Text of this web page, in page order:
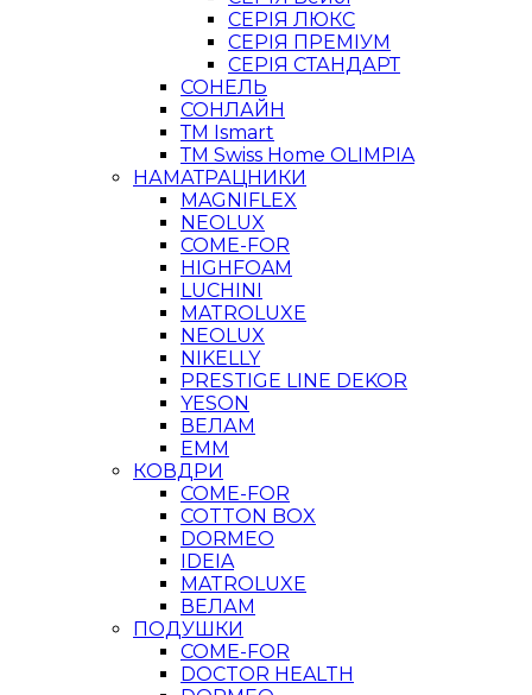
СЕРІЯ ЛЮКС
СЕРІЯ ПРЕМІУМ
СЕРІЯ СТАНДАРТ
СОНЕЛЬ
СОНЛАЙН
ТМ Ismart
ТМ Swiss Home OLIMPIA
НАМАТРАЦНИКИ
MAGNIFLEX
NEOLUX
COME-FOR
HIGHFOAM
LUCHINI
MATROLUXE
NEOLUX
NIKELLY
PRESTIGE LINE DEKOR
YESON
ВЕЛАМ
ЕММ
КОВДРИ
COME-FOR
COTTON BOX
DORMEO
IDEIA
MATROLUXE
ВЕЛАМ
ПОДУШКИ
COME-FOR
DOCTOR HEALTH